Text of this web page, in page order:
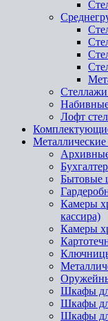
Лофт
Бытовые
Камеры
кассира)
Камеры
Шкафы
Шкафы
Шкафы